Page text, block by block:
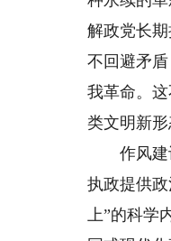
解政党长
不回避矛
我革命。
类文明新
作风建设
执政提供
上”的科学